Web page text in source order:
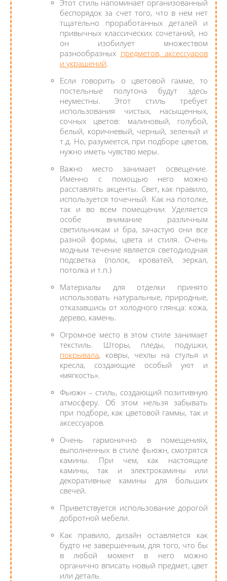
Этот стиль напоминает организованный
беспорядок за счет того, что в нем нет
тщательно проработанных деталей и
привычных классических сочетаний, но
он изобилует множеством
разнообразных предметов, аксессуаров
и украшений.
Если говорить о цветовой гамме, то
постельные полутона будут здесь
неуместны. Этот стиль требует
использования чистых, насыщенных,
сочных цветов: малиновый, голубой,
белый, коричневый, черный, зеленый и
т.д. Но, разумеется, при подборе цветов,
нужно иметь чувство меры.
Важно место занимает освещение.
Именно с помощью него можно
расставлять акценты. Свет, как правило,
используется точечный. Как на потолке,
так и во всем помещении. Уделяется
особе внимание различным
светильникам и бра, зачастую они все
разной формы, цвета и стиля. Очень
модным течение является светодиодная
подсветка (полок, кроватей, зеркал,
потолка и т.п.)
Материалы для отделки принято
использовать натуральные, природные,
отказавшись от холодного глянца: кожа,
дерево, камень.
Огромное место в этом стиле занимает
текстиль. Шторы, пледы, подушки,
покрывала, ковры, чехлы на стулья и
кресла, создающие особый уют и
«мягкость».
Фьюжн – стиль, создающий позитивную
атмосферу. Об этом нельзя забывать
при подборе, как цветовой гаммы, так и
аксессуаров.
Очень гармонично в помещениях,
выполненных в стиле фьюжн, смотрятся
камины. При чем, как настоящие
камины, так и электрокамины или
декоративные камины для больших
свечей.
Приветствуется использование дорогой
добротной мебели.
Как правило, дизайн оставляется как
будто не завершенным, для того, что бы
в любой момент в него можно
органично вписать новый предмет, цвет
или деталь.